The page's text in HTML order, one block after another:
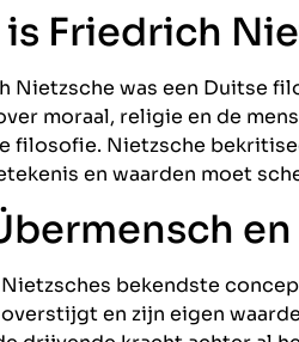
Friedrich
Nietzsche was een Duitse
moraal, religie en de
filosofie. Nietzsche
en waarden moet
Nietzsches bekendste
en zijn eigen